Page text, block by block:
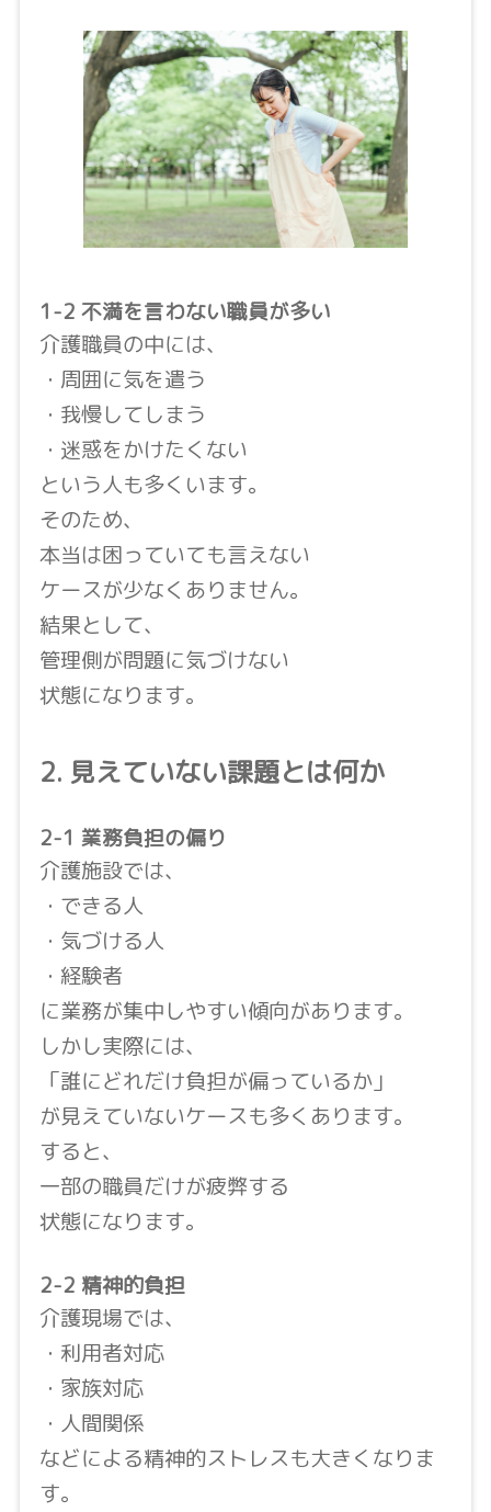
1-2 不満を言わない職員が多い
介護職員の中には、
・周囲に気を遣う
・我慢してしまう
・迷惑をかけたくない
という人も多くいます。
そのため、
本当は困っていても言えない
ケースが少なくありません。
結果として、
管理側が問題に気づけない
状態になります。
2. 見えていない課題とは何か
2-1 業務負担の偏り
介護施設では、
・できる人
・気づける人
・経験者
に業務が集中しやすい傾向があります。
しかし実際には、
「誰にどれだけ負担が偏っているか」
が見えていないケースも多くあります。
すると、
一部の職員だけが疲弊する
状態になります。
2-2 精神的負担
介護現場では、
・利用者対応
・家族対応
・人間関係
などによる精神的ストレスも大きくなりま
す。